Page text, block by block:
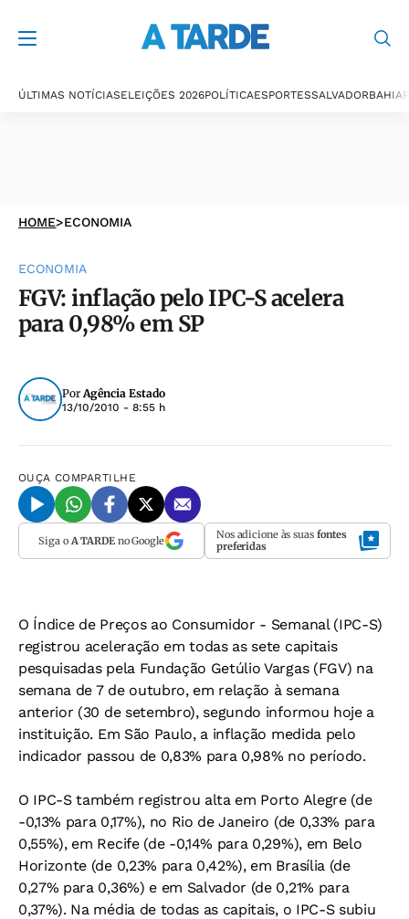
ÚLTIMAS NOTÍCIASELEIÇÕES 2026POLÍTICAESPORTESSALVADORBAHIA
HOME>ECONOMIA
ECONOMIA
FGV: inflação pelo IPC-S acelera
para 0,98% em SP
PorAgência Estado
13/10/2010 - 8:55 h
OUÇA COMPARTILHE
Siga o A TARDEno Google Nos adicione às suas fontes
preferidas
O Índice de Preços ao Consumidor - Semanal (IPC-S)
registrou aceleração em todas as sete capitais
pesquisadas pela Fundação Getúlio Vargas (FGV) na
semana de 7 de outubro, em relação à semana
anterior (30 de setembro), segundo informou hoje a
instituição. Em São Paulo, a inflação medida pelo
indicador passou de 0,83% para 0,98% no período.
O IPC-S também registrou alta em Porto Alegre (de
-0,13% para 0,17%), no Rio de Janeiro (de 0,33% para
0,55%), em Recife (de -0,14% para 0,29%), em Belo
Horizonte (de 0,23% para 0,42%), em Brasília (de
0,27% para 0,36%) e em Salvador (de 0,21% para
0,37%). Na média de todas as capitais, o IPC-S subiu